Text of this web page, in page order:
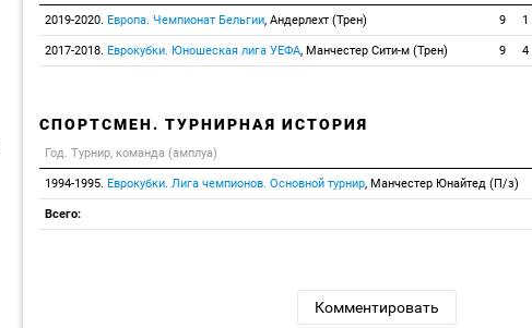
2019-2020. Европа. Чемпионат Бельгии, Андерлехт (Трен) 9 1
2017-2018. Еврокубки. Юношеская лига УЕФА, Манчестер Сити-м (Трен) 9 4
СПОРТСМЕН. ТУРНИРНАЯ ИСТОРИЯ
Год. Турнир, команда (амплуа)
1994-1995. Еврокубки. Лига чемпионов. Основной турнир, Манчестер Юнайтед (П/з)
Всего:
Комментировать